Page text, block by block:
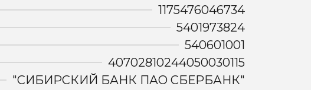
1175476046734
5401973824
540601001
40702810244050030115
"СИБИРСКИЙ БАНК ПАО СБЕРБАНК"